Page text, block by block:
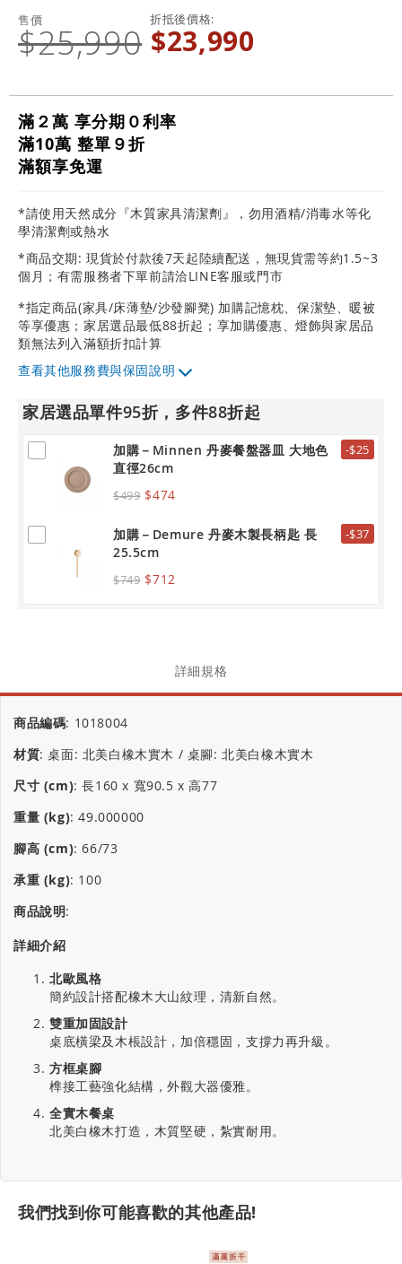
折抵後價格
$23,990
售價
$25,990
滿２萬 享分期０利率
滿10萬 整單９折
滿額享免運
*請使用天然成分『木質家具清潔劑』，勿用酒精/消毒水等化
學清潔劑或熱水
*商品交期: 現貨於付款後7天起陸續配送，無現貨需等約1.5~3
個月；有需服務者下單前請洽LINE客服或門市
*指定商品(家具/床薄墊/沙發腳凳) 加購記憶枕、保潔墊、暖被
等享優惠；家居選品最低88折起；享加購優惠、燈飾與家居品
類無法列入滿額折扣計算
其他服務費與保固說明
家居選品單件95折，多件88折起
加購－Minnen 丹麥餐盤器皿 大地色
直徑26cm
$499 $474
-$25
加購－Demure 丹麥木製長柄匙 長
25.5cm
$749 $712
-$37
詳細規格
商品編碼: 1018004
材質:桌面: 北美白橡木實木 / 桌腳: 北美白橡木實木
尺寸 (cm):長160 x 寬90.5 x 高77
重量 (kg):49.000000
腳高 (cm):66/73
承重 (kg): 100
商品說明:
詳細介紹
北歐風格
簡約設計搭配橡木大山紋理，清新自然。
雙重加固設計
桌底橫梁及木棖設計，加倍穩固，支撐力再升級。
方框桌腳
榫接工藝強化結構，外觀大器優雅。
全實木餐桌
北美白橡木打造，木質堅硬，紮實耐用。
我們找到你可能喜歡的其他產品!